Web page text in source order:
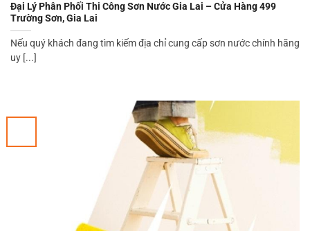
Đại Lý Phân Phối Thi Công Sơn Nước Gia Lai – Cửa Hàng 499
Trường Sơn, Gia Lai
Nếu quý khách đang tìm kiếm địa chỉ cung cấp sơn nước chính hãng
uy [...]